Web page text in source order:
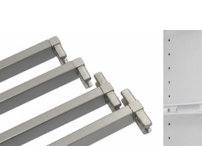
40cm, eller trådkurvstativ på
Bredde 42,6: Passer til kurver i
50cm, eller trådkurvstativ på